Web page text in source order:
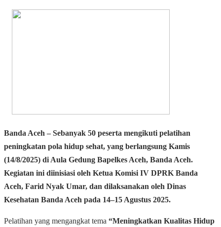
Banda Aceh – Sebanyak 50 peserta mengikuti pelatihan
peningkatan pola hidup sehat, yang berlangsung Kamis
(14/8/2025) di Aula Gedung Bapelkes Aceh, Banda Aceh.
Kegiatan ini diinisiasi oleh Ketua Komisi IV DPRK Banda
Aceh, Farid Nyak Umar, dan dilaksanakan oleh Dinas
Kesehatan Banda Aceh pada 14–15 Agustus 2025.
Pelatihan yang mengangkat tema “Meningkatkan Kualitas Hidup